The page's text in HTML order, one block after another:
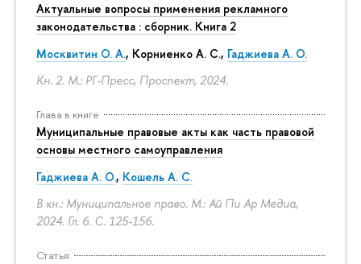
Актуальные вопросы применения рекламного
законодательства : сборник. Книга 2
Москвитин О. А., Корниенко А. С., Гаджиева А. О.
Кн. 2. М.: РГ-Пресс, Проспект, 2024.
Глава в книге
Муниципальные правовые акты как часть правовой
основы местного самоуправления
Гаджиева А. О., Кошель А. С.
В кн.: Муниципальное право. М.: Ай Пи Ар Медиа,
2024. Гл. 6. С. 125-156.
Статья